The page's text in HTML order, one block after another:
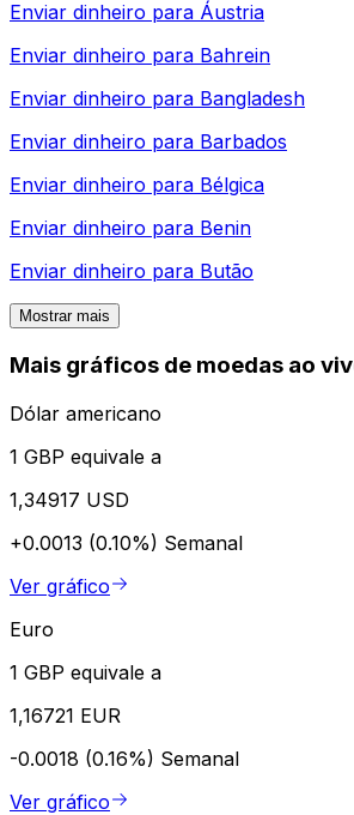
Enviar dinheiro para Áustria
Enviar dinheiro para Bahrein
Enviar dinheiro para Bangladesh
Enviar dinheiro para Barbados
Enviar dinheiro para Bélgica
Enviar dinheiro para Benin
Enviar dinheiro para Butão
Mostrar mais
Mais gráficos de moedas ao
Dólar americano
1 GBP equivale a
1,34917 USD
+0.0013 (0.10%) Semanal
Ver gráfico
Euro
1 GBP equivale a
1,16721 EUR
-0.0018 (0.16%) Semanal
Ver gráfico